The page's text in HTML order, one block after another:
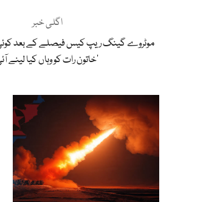
اگلی خبر
خاتون رات کو وہاں کیا لینے آئی‘